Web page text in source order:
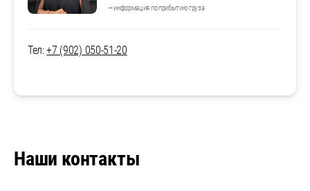
— информация по прибытию груза
Тел:+7 (902) 050-51-20
Наши контакты